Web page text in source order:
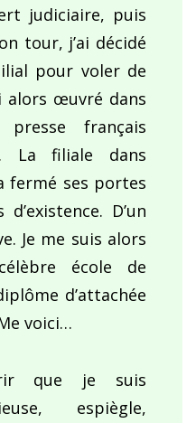
judiciaire, puis
tour, j’ai décidé
pour voler de
alors œuvré dans
français
La filiale dans
fermé ses portes
D’un
Je me suis alors
école de
d’attachée
voici…
que je suis
espiègle,